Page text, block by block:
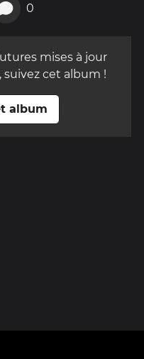
0
mises à jour
cet album !
album